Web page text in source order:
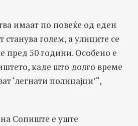
имаат по повеќе од еден
голем, а улиците се
пред 50 години. Особено е
каде што долго време
‘легнати полицајци’“,
Сопиште е уште